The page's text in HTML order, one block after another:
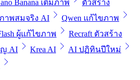
Banana เติมภาพ
ตัวสร้าง
าพสมจริง AI
Qwen แก้ไขภาพ
ผู้แก้ไขภาพ
Recraft ตัวสร้าง
ญ AI Krea AI
AI ปฏิทินปีใหม่